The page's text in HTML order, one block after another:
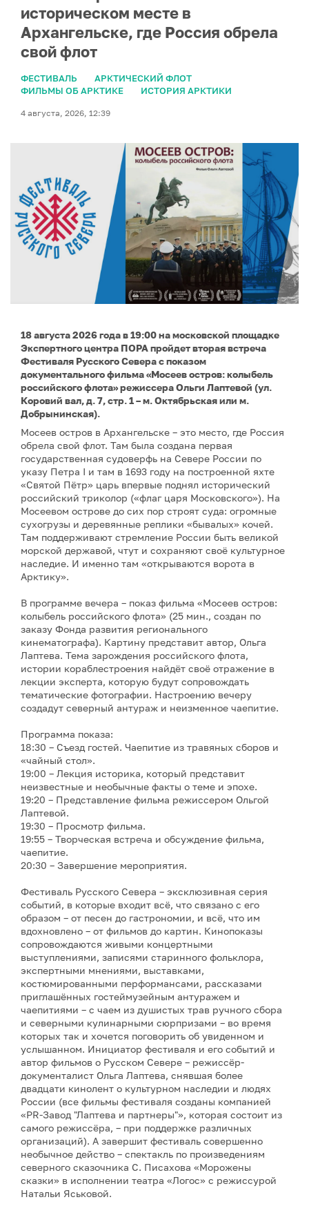
историческом месте в
Архангельске, где Россия обрела
свой флот
ФЕСТИВАЛЬ
АРКТИЧЕСКИЙ ФЛОТ
ФИЛЬМЫ ОБ АРКТИКЕ
ИСТОРИЯ АРКТИКИ
4 августа, 2026, 12:39
18 августа 2026 года в 19:00 на московской площадке
Экспертного центра ПОРА пройдет вторая встреча
Фестиваля Русского Севера с показом
документального фильма «Мосеев остров: колыбель
российского флота» режиссера Ольги Лаптевой (ул.
Коровий вал, д. 7, стр. 1 – м. Октябрьская или м.
Добрынинская).
Мосеев остров в Архангельске – это место, где Россия
обрела свой флот. Там была создана первая
государственная судоверфь на Севере России по
указу Петра I и там в 1693 году на построенной яхте
«Святой Пётр» царь впервые поднял исторический
российский триколор («флаг царя Московского»). На
Мосеевом острове до сих пор строят суда: огромные
сухогрузы и деревянные реплики «бывалых» кочей.
Там поддерживают стремление России быть великой
морской державой, чтут и сохраняют своё культурное
наследие. И именно там «открываются ворота в
Арктику».
В программе вечера – показ фильма «Мосеев остров:
колыбель российского флота» (25 мин., создан по
заказу Фонда развития регионального
кинематографа). Картину представит автор, Ольга
Лаптева. Тема зарождения российского флота,
истории кораблестроения найдёт своё отражение в
лекции эксперта, которую будут сопровождать
тематические фотографии. Настроению вечеру
создадут северный антураж и неизменное чаепитие.
Программа показа:
18:30 – Съезд гостей. Чаепитие из травяных сборов и
«чайный стол».
19:00 – Лекция историка, который представит
неизвестные и необычные факты о теме и эпохе.
19:20 – Представление фильма режиссером Ольгой
Лаптевой.
19:30 – Просмотр фильма.
19:55 – Творческая встреча и обсуждение фильма,
чаепитие.
20:30 – Завершение мероприятия.
Фестиваль Русского Севера – эксклюзивная серия
событий, в которые входит всё, что связано с его
образом – от песен до гастрономии, и всё, что им
вдохновлено – от фильмов до картин. Кинопоказы
сопровождаются живыми концертными
выступлениями, записями старинного фольклора,
экспертными мнениями, выставками,
костюмированными перформансами, рассказами
приглашённых гостеймузейным антуражем и
чаепитиями – с чаем из душистых трав ручного сбора
и северными кулинарными сюрпризами – во время
которых так и хочется поговорить об увиденном и
услышанном. Инициатор фестиваля и его событий и
автор фильмов о Русском Севере – режиссёр-
документалист Ольга Лаптева, снявшая более
двадцати кинолент о культурном наследии и людях
России (все фильмы фестиваля созданы компанией
«PR-Завод "Лаптева и партнеры"», которая состоит из
самого режиссёра, – при поддержке различных
организаций). А завершит фестиваль совершенно
необычное действо – спектакль по произведениям
северного сказочника С. Писахова «Морожены
сказки» в исполнении театра «Логос» с режиссурой
Натальи Яськовой.